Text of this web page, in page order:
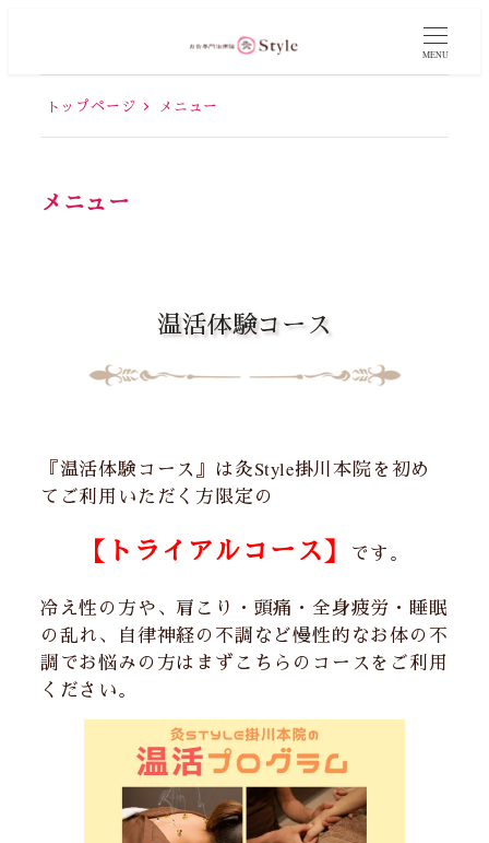
MENU
トップページ メニュー
メニュー
温活体験コース
『温活体験コース』は灸Style掛川本院を初め
てご利用いただく方限定の
【トライアルコース】 です。
冷え性の方や、肩こり・頭痛・全身疲労・睡眠
の乱れ、自律神経の不調など慢性的なお体の不
調でお悩みの方はまずこちらのコースをご利用
ください。